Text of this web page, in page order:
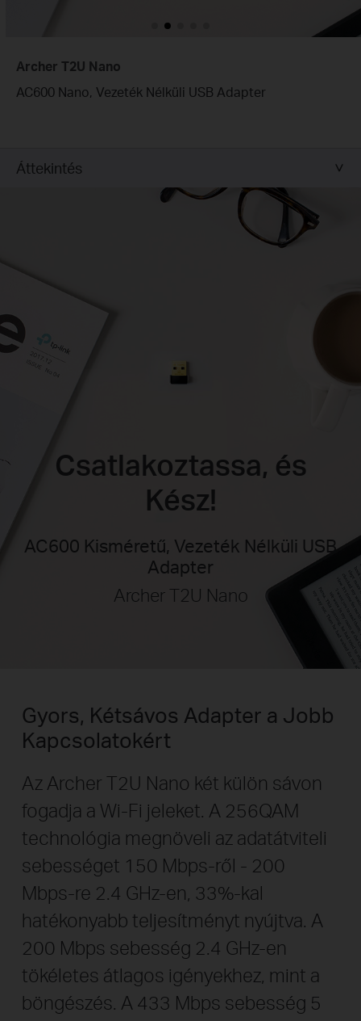
Archer T2U Nano
AC600 Nano, Vezeték Nélküli USB Adapter
Áttekintés
Csatlakoztassa, és
Kész!
AC600 Kisméretű, Vezeték Nélküli USB
Adapter
Archer T2U Nano
Gyors, Kétsávos Adapter a Jobb
Kapcsolatokért
Az Archer T2U Nano két külön sávon
fogadja a Wi-Fi jeleket. A 256QAM
technológia megnöveli az adatátviteli
sebességet 150 Mbps-ről - 200
Mbps-re 2.4 GHz-en, 33%-kal
hatékonyabb teljesítményt nyújtva. A
200 Mbps sebesség 2.4 GHz-en
tökéletes átlagos igényekhez, mint a
böngészés. A 433 Mbps sebesség 5